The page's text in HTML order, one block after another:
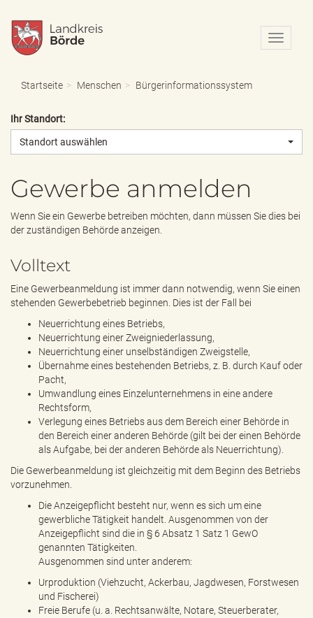
N
a
o
-
b
e
Startseite Menschen Bürgerinformationssystem
Ihr Standort:
Standort auswählen
Gewerbe anmelden
Wenn Sie ein Gewerbe betreiben möchten, dann müssen Sie dies bei
der zuständigen Behörde anzeigen.
Volltext
Eine Gewerbeanmeldung ist immer dann notwendig, wenn Sie einen
stehenden Gewerbebetrieb beginnen. Dies ist der Fall bei
Neuerrichtung eines Betriebs,
Neuerrichtung einer Zweigniederlassung,
Neuerrichtung einer unselbständigen Zweigstelle,
Übernahme eines bestehenden Betriebs, z. B. durch Kauf oder
Pacht,
Umwandlung eines Einzelunternehmens in eine andere
Rechtsform,
Verlegung eines Betriebs aus dem Bereich einer Behörde in
den Bereich einer anderen Behörde (gilt bei der einen Behörde
als Aufgabe, bei der anderen Behörde als Neuerrichtung).
Die Gewerbeanmeldung ist gleichzeitig mit dem Beginn des Betriebs
vorzunehmen.
Die Anzeigepflicht besteht nur, wenn es sich um eine
gewerbliche Tätigkeit handelt. Ausgenommen von der
Anzeigepflicht sind die in § 6 Absatz 1 Satz 1 GewO
genannten Tätigkeiten.
Ausgenommen sind unter anderem:
Urproduktion (Viehzucht, Ackerbau, Jagdwesen, Forstwesen
und Fischerei)
Freie Berufe (u. a. Rechtsanwälte, Notare, Steuerberater,